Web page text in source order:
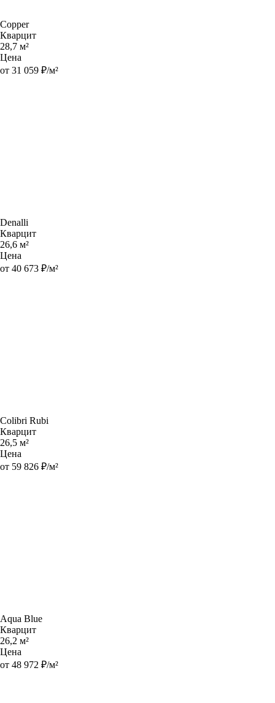
Copper
Кварцит
28,7 м²
Цена
от 31 059 ₽/м²
Denalli
Кварцит
26,6 м²
Цена
от 40 673 ₽/м²
Colibri Rubi
Кварцит
26,5 м²
Цена
от 59 826 ₽/м²
Aqua Blue
Кварцит
26,2 м²
Цена
от 48 972 ₽/м²